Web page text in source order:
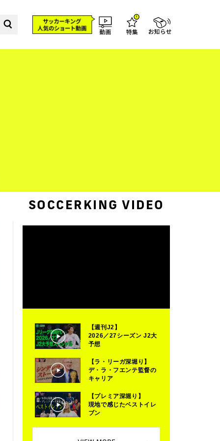
SOCCERKING VIDEO
【週刊J2】
2026／27シーズン J2大
予想
【ラ・リーガ深堀り】
デ・ラ・フエンテ監督の
キャリア
【プレミア深堀り】
現地で感じたベストイレ
ブン